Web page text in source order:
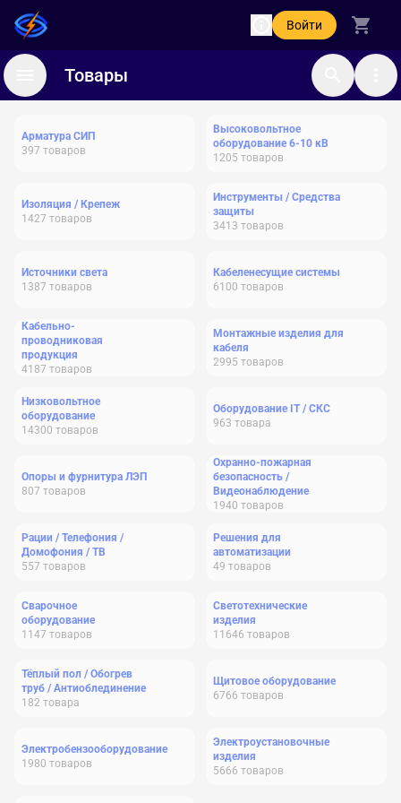
Войти
Товары
Арматура СИП
397 товаров
Высоковольтное
оборудование 6-10 кВ
1205 товаров
Изоляция / Крепеж
1427 товаров
Инструменты / Средства
защиты
3413 товаров
Источники света
1387 товаров
Кабеленесущие системы
6100 товаров
Кабельно-
проводниковая
продукция
4187 товаров
Монтажные изделия для
кабеля
2995 товаров
Низковольтное
оборудование
14300 товаров
Оборудование IT / СКС
963 товара
Опоры и фурнитура ЛЭП
807 товаров
Охранно-пожарная
безопасность /
Видеонаблюдение
1940 товаров
Рации / Телефония /
Домофония / ТВ
557 товаров
Решения для
автоматизации
49 товаров
Сварочное
оборудование
1147 товаров
Светотехнические
изделия
11646 товаров
Тёплый пол / Обогрев
труб / Антиоблединение
182 товара
Щитовое оборудование
6766 товаров
Электробензооборудование
1980 товаров
Электроустановочные
изделия
5666 товаров